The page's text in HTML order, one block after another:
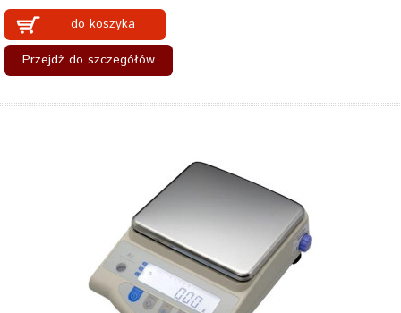
do koszyka
Przejdź do szczegółów